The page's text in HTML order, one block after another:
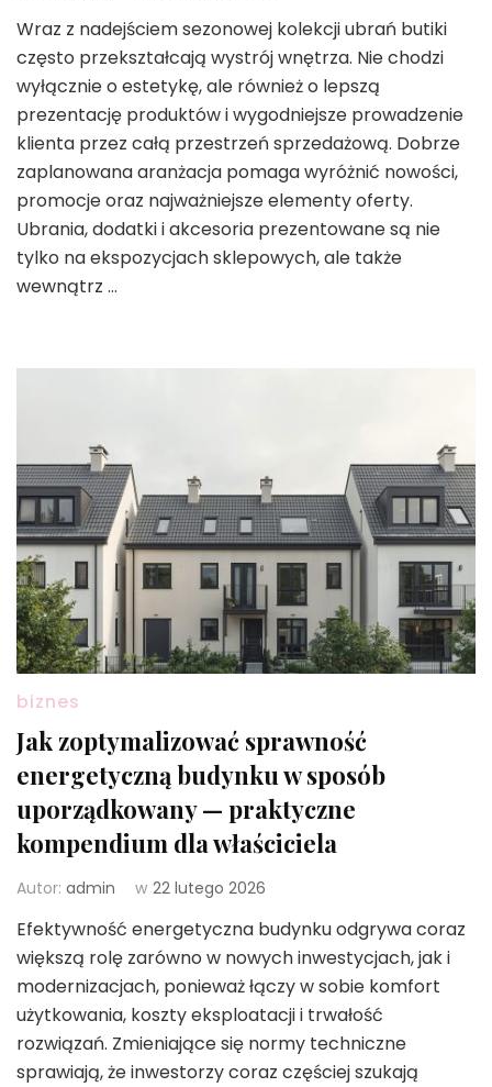
Wraz z nadejściem sezonowej kolekcji ubrań butiki
często przekształcają wystrój wnętrza. Nie chodzi
wyłącznie o estetykę, ale również o lepszą
prezentację produktów i wygodniejsze prowadzenie
klienta przez całą przestrzeń sprzedażową. Dobrze
zaplanowana aranżacja pomaga wyróżnić nowości,
promocje oraz najważniejsze elementy oferty.
Ubrania, dodatki i akcesoria prezentowane są nie
tylko na ekspozycjach sklepowych, ale także
wewnątrz …
biznes
Jak zoptymalizować sprawność
energetyczną budynku w sposób
uporządkowany — praktyczne
kompendium dla właściciela
Autor: admin w 22 lutego 2026
Efektywność energetyczna budynku odgrywa coraz
większą rolę zarówno w nowych inwestycjach, jak i
modernizacjach, ponieważ łączy w sobie komfort
użytkowania, koszty eksploatacji i trwałość
rozwiązań. Zmieniające się normy techniczne
sprawiają, że inwestorzy coraz częściej szukają